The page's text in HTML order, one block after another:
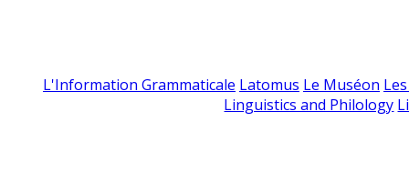
L'Information Grammaticale Latomus Le Muséon
Linguistics and Philology